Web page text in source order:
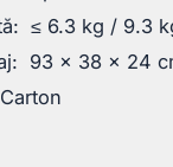
≤ 6.3 kg / 9.3
93 × 38 × 24